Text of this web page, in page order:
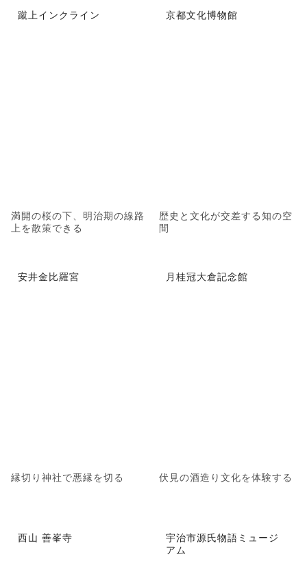
蹴上インクライン
満開の桜の下、明治期の線路
上を散策できる
京都文化博物館
歴史と文化が交差する知の空
間
安井金比羅宮
縁切り神社で悪縁を切る
月桂冠大倉記念館
伏見の酒造り文化を体験する
西山 善峯寺
宇治市源氏物語ミュージ
アム